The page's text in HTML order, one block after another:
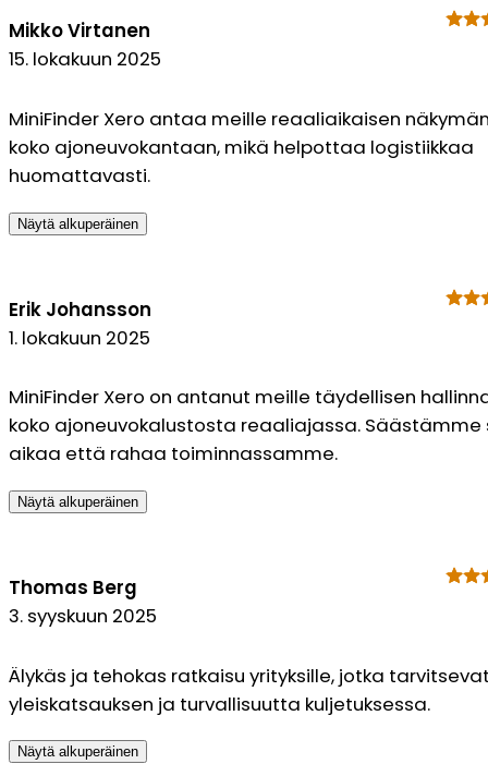
Mikko Virtanen
15. lokakuun 2025
MiniFinder Xero antaa meille reaaliaikaisen
koko ajoneuvokantaan, mikä helpottaa logistiikkaa
huomattavasti.
Näytä alkuperäinen
Erik Johansson
1. lokakuun 2025
MiniFinder Xero on antanut meille täydellisen
koko ajoneuvokalustosta reaaliajassa. Säästämme
aikaa että rahaa toiminnassamme.
Näytä alkuperäinen
Thomas Berg
3. syyskuun 2025
Älykäs ja tehokas ratkaisu yrityksille, jotka
yleiskatsauksen ja turvallisuutta kuljetuksessa.
Näytä alkuperäinen